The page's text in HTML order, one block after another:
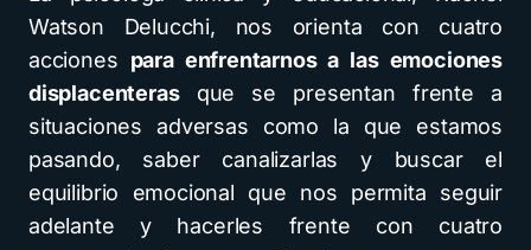
Watson Delucchi, nos orienta con cuatro
acciones para enfrentarnos a las emociones
displacenterasque se presentan frente a
situaciones adversas como la que estamos
pasando, saber canalizarlas y buscar el
equilibrio emocional que nos permita seguir
adelante y hacerles frente con cuatro